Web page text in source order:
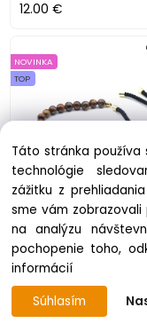
12.00 €
Tigrie Oko Náramok -
nastaviteľný
NOVINKA
TOP
skladom
Táto stránka používa
technológie
zážitku z
sme vám
na analýzu
pochopenie toho,
informácií
Súhlasím